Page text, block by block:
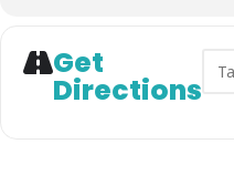
Get
Directions